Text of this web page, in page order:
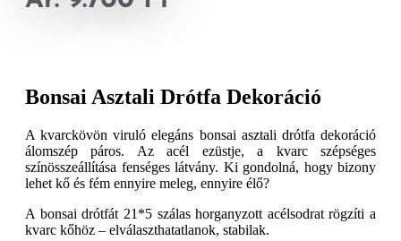
Bonsai Asztali Drótfa Dekoráció
A kvarckövön viruló elegáns bonsai asztali drótfa dekoráció
álomszép páros. Az acél ezüstje, a kvarc szépséges
színösszeállítása fenséges látvány. Ki gondolná, hogy bizony
lehet kő és fém ennyire meleg, ennyire élő?
A bonsai drótfát 21*5 szálas horganyzott acélsodrat rögzíti a
kvarc kőhöz – elválaszthatatlanok, stabilak.